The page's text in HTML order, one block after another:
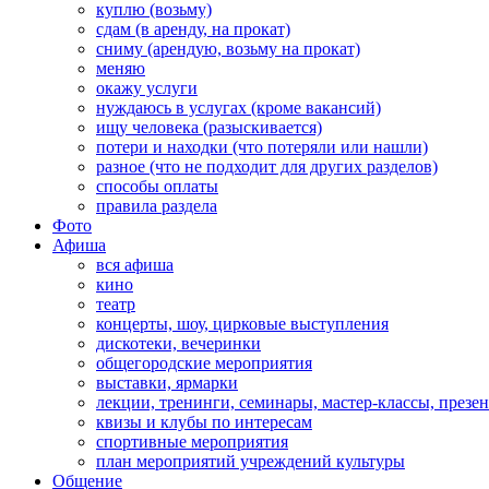
куплю (возьму)
сдам (в аренду, на прокат)
сниму (арендую, возьму на прокат)
меняю
окажу услуги
нуждаюсь в услугах (кроме вакансий)
ищу человека (разыскивается)
потери и находки (что потеряли или нашли)
разное (что не подходит для других разделов)
способы оплаты
правила раздела
Фото
Афиша
вся афиша
кино
театр
концерты, шоу, цирковые выступления
дискотеки, вечеринки
общегородские мероприятия
выставки, ярмарки
лекции, тренинги, семинары, мастер-классы,
квизы и клубы по интересам
спортивные мероприятия
план мероприятий учреждений культуры
Общение